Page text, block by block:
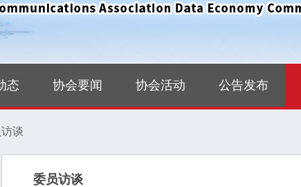
态 协会要闻 协会活动 公告发布
谈
委员访谈